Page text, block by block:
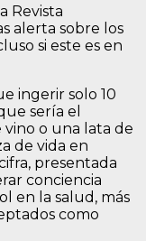
Revista
alerta sobre los
si este es en
ingerir solo 10
sería el
o una lata de
de vida en
presentada
conciencia
en la salud, más
como